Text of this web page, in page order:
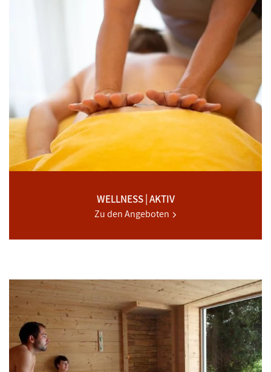
WELLNESS | AKTIV
Zu den Angeboten